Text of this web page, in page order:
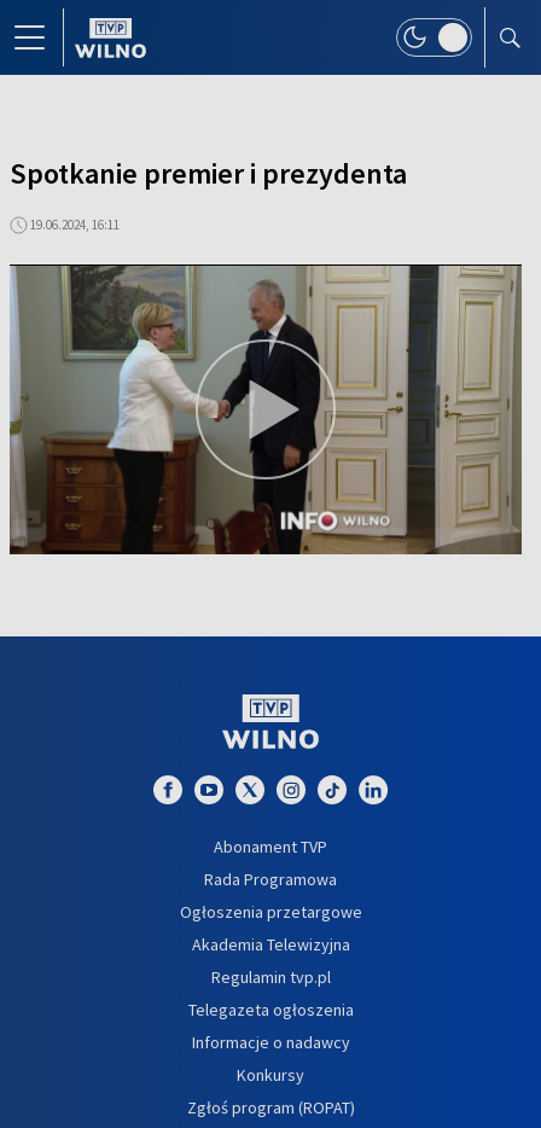
Spotkanie premier i prezydenta
19.06.2024, 16:11
Abonament TVP
Rada Programowa
Ogłoszenia przetargowe
Akademia Telewizyjna
Regulamin tvp.pl
Telegazeta ogłoszenia
Informacje o nadawcy
Konkursy
Zgłoś program (ROPAT)